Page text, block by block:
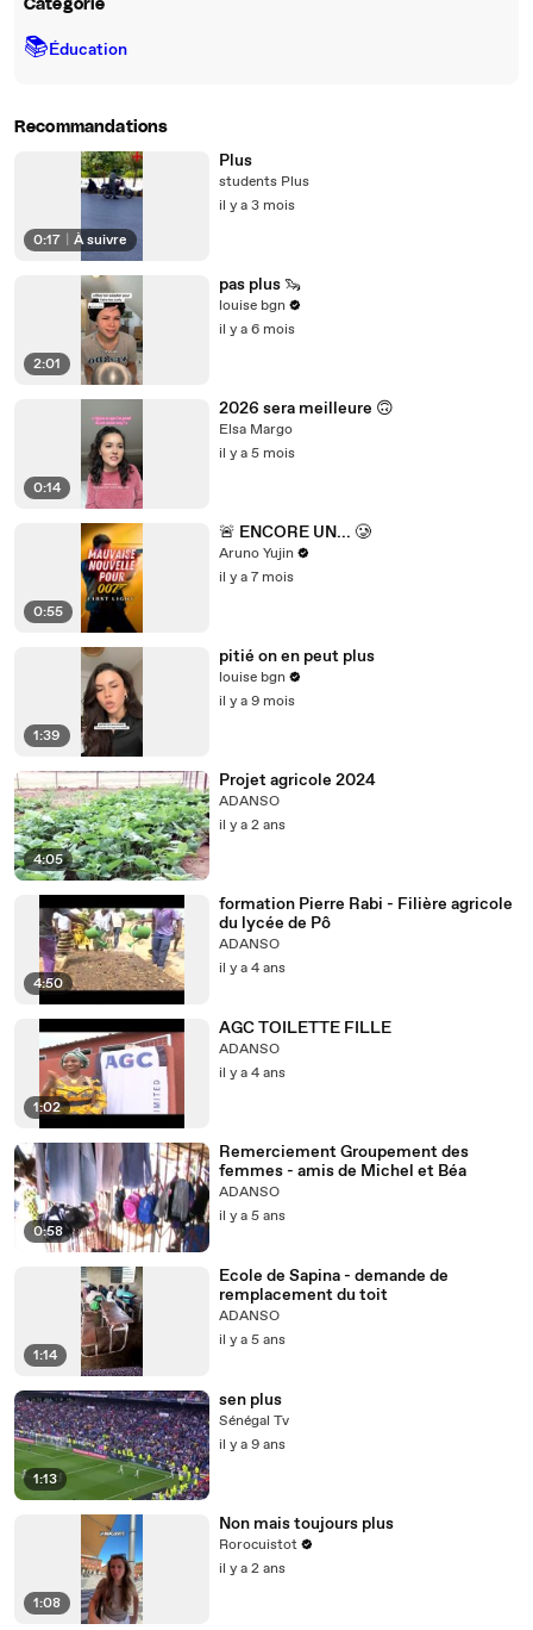
Catégorie
📚Éducation
Recommandations
0:17 À suivre
Plus
students Plus
il y a 3 mois
2:01
pas plus 🦦
louise bgn
il y a 6 mois
0:14
2026 sera meilleure 🙃
Elsa Margo
il y a 5 mois
0:55
🚨 ENCORE UN... 🥲
Aruno Yujin
il y a 7 mois
1:39
pitié on en peut plus
louise bgn
il y a 9 mois
4:05
Projet agricole 2024
ADANSO
il y a 2 ans
4:50
formation Pierre Rabi - Filière agricole
du lycée de Pô
ADANSO
il y a 4 ans
1:02
AGC TOILETTE FILLE
ADANSO
il y a 4 ans
0:58
Remerciement Groupement des
femmes - amis de Michel et Béa
ADANSO
il y a 5 ans
1:14
Ecole de Sapina - demande de
remplacement du toit
ADANSO
il y a 5 ans
1:13
sen plus
Sénégal Tv
il y a 9 ans
1:08
Non mais toujours plus
Rorocuistot
il y a 2 ans